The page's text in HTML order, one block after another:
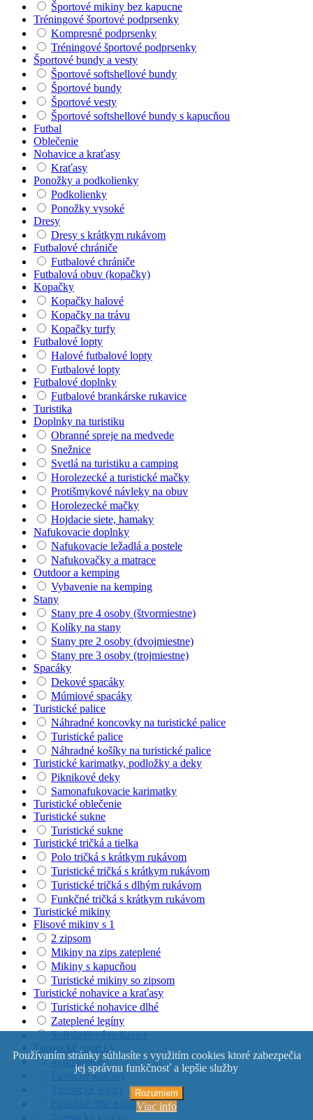
Športové mikiny bez kapucne
Tréningové športové podprsenky
Kompresné podprsenky
Tréningové športové podprsenky
Športové bundy a vesty
Športové softshellové bundy
Športové bundy
Športové vesty
Športové softshellové bundy s kapucňou
Futbal
Oblečenie
Nohavice a kraťasy
Kraťasy
Ponožky a podkolienky
Podkolienky
Ponožky vysoké
Dresy
Dresy s krátkym rukávom
Futbalové chrániče
Futbalové chrániče
Futbalová obuv (kopačky)
Kopačky
Kopačky halové
Kopačky na trávu
Kopačky turfy
Futbalové lopty
Halové futbalové lopty
Futbalové lopty
Futbalové doplnky
Futbalové brankárske rukavice
Turistika
Doplnky na turistiku
Obranné spreje na medvede
Snežnice
Svetlá na turistiku a camping
Horolezecké a turistické mačky
Protišmykové návleky na obuv
Horolezecké mačky
Hojdacie siete, hamaky
Nafukovacie doplnky
Nafukovacie ležadlá a postele
Nafukovačky a matrace
Outdoor a kemping
Vybavenie na kemping
Stany
Stany pre 4 osoby (štvormiestne)
Kolíky na stany
Stany pre 2 osoby (dvojmiestne)
Stany pre 3 osoby (trojmiestne)
Spacáky
Dekové spacáky
Múmiové spacáky
Turistické palice
Náhradné koncovky na turistické palice
Turistické palice
Náhradné košíky na turistické palice
Turistické karimatky, podložky a deky
Piknikové deky
Samonafukovacie karimatky
Turistické oblečenie
Turistické sukne
Turistické sukne
Turistické tričká a tielka
Polo tričká s krátkym rukávom
Turistické tričká s krátkym rukávom
Turistické tričká s dlhým rukávom
Funkčné tričká s krátkym rukávom
Turistické mikiny
Flisové mikiny s 1
2 zipsom
Mikiny na zips zateplené
Mikiny s kapucňou
Turistické mikiny so zipsom
Turistické nohavice a kraťasy
Turistické nohavice dlhé
Zateplené legíny
Softshellové nohavice
4) nohavice
Funkčné kraťasy
Funkčné dlhé nohavice
Používaním stránky súhlasíte s využitím cookies ktoré zabezpečia
jej správnu funkčnosť a lepšie služby
Rozumiem
Viac info